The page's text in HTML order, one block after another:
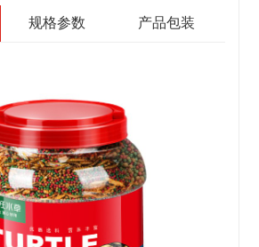
规格参数 产品包装